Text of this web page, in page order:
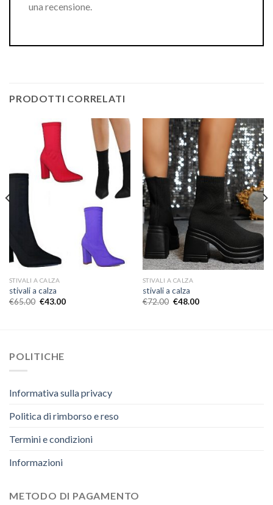
una recensione.
PRODOTTI CORRELATI
STIVALI A CALZA
stivali a calza
€65.00 €43.00
STIVALI A CALZA
stivali a calza
€72.00 €48.00
POLITICHE
Informativa sulla privacy
Politica di rimborso e reso
Termini e condizioni
Informazioni
METODO DI PAGAMENTO